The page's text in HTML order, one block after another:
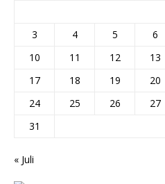
3
4 5 6
10
11 12 13
17
18 19 20
24
25 26 27
31
« Juli